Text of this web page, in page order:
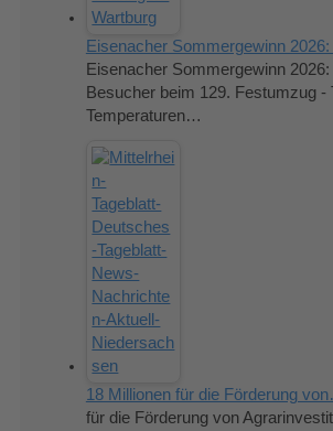
Eisenacher Sommergewinn
Eisenacher Sommergewinn 2026:
Besucher beim 129. Festumzug -
Temperaturen…
18 Millionen für die Förderung
für die Förderung von